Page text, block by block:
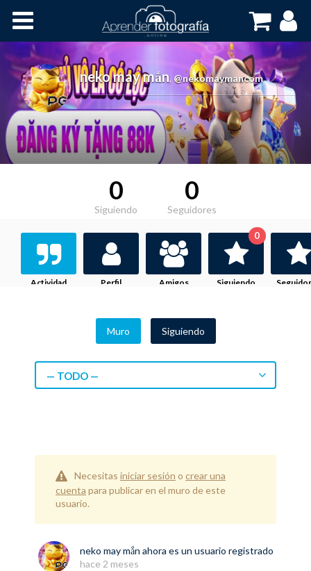
Cursos OnLine
neko may mắn, @nekomaymancom
0
Siguiendo
0
Seguidores
Actividad Perfil Amigos Siguiendo
0
Muro Siguiendo
— TODO —
Necesitas iniciar sesión o crear una
cuenta para publicar en el muro de este
usuario.
neko may mắn ahora es un usuario registrado
hace 2 meses